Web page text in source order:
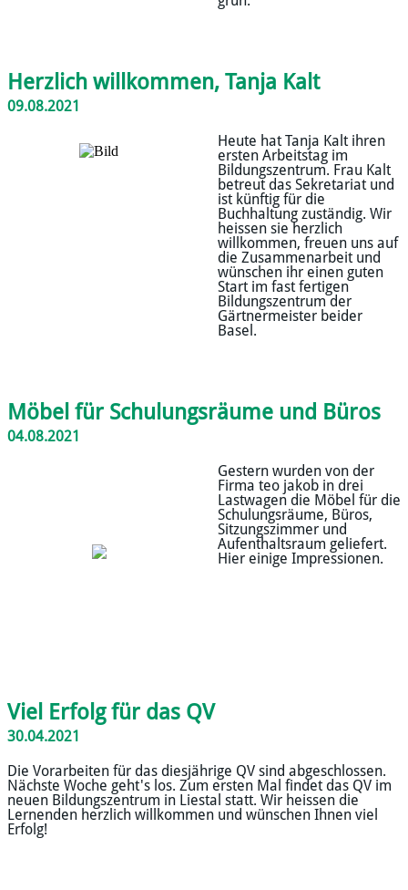
Herzlich willkommen, Tanja Kalt
09.08.2021
Heute hat Tanja Kalt ihren
ersten Arbeitstag im
Bildungszentrum. Frau Kalt
betreut das Sekretariat und
ist künftig für die
Buchhaltung zuständig. Wir
heissen sie herzlich
willkommen, freuen uns auf
die Zusammenarbeit und
wünschen ihr einen guten
Start im fast fertigen
Bildungszentrum der
Gärtnermeister beider
Basel.
Möbel für Schulungsräume und Büros
04.08.2021
Gestern wurden von der
Firma teo jakob in drei
Lastwagen die Möbel für die
Schulungsräume, Büros,
Sitzungszimmer und
Aufenthaltsraum geliefert.
Hier einige Impressionen.
Viel Erfolg für das QV
30.04.2021
Die Vorarbeiten für das diesjährige QV sind abgeschlossen.
Nächste Woche geht's los. Zum ersten Mal findet das QV im
neuen Bildungszentrum in Liestal statt. Wir heissen die
Lernenden herzlich willkommen und wünschen Ihnen viel
Erfolg!